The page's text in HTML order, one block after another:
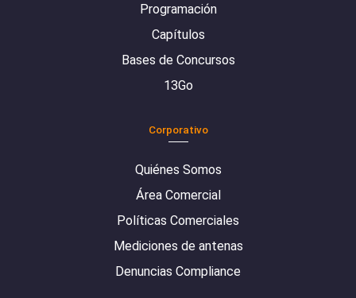
Programación
Capítulos
Bases de Concursos
13Go
Corporativo
Quiénes Somos
Área Comercial
Políticas Comerciales
Mediciones de antenas
Denuncias Compliance